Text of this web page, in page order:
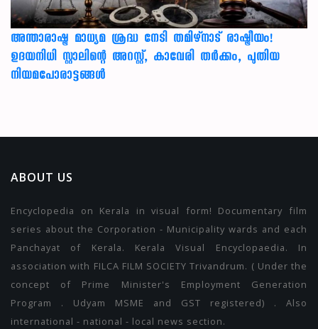
അന്താരാഷ്ട്ര മാധ്യമ ശ്രദ്ധ നേടി തമിഴ്‌നാട് രാഷ്ട്രീയം!
ഉദയനിധി സ്റ്റാലിന്റെ അറസ്റ്റ്, കാവേരി തർക്കം, പുതിയ
നിയമപോരാട്ടങ്ങൾ
ABOUT US
Encyclopedia on Kerala in visual form! Documentary film
series about the Corporation - Municipality wards and each
Panchayat of Kerala. Kerala Visual Encyclopaedia. In
association with FILCA FILM SOCIETY Trivandrum. ( Under the
concept of Prime Minister's Employment Generation
Program . Udyam MSME and GST registered) . Also
international - national - local news section.